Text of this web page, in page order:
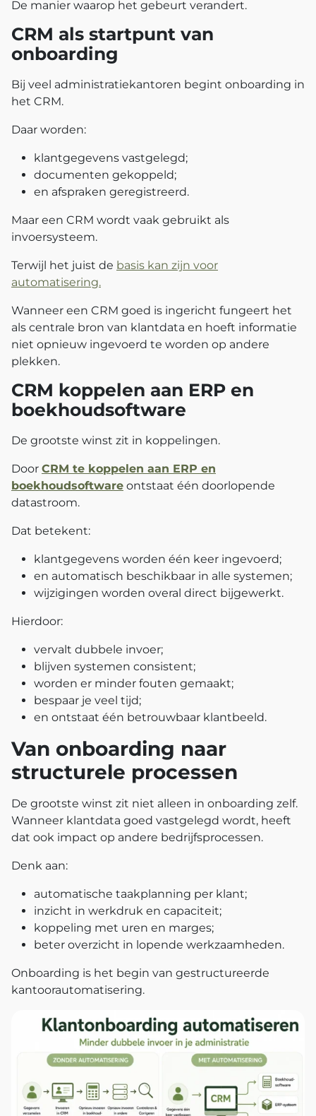
De manier waarop het gebeurt verandert.
CRM als startpunt van
onboarding
Bij veel administratiekantoren begint onboarding in
het CRM.
Daar worden:
klantgegevens vastgelegd;
documenten gekoppeld;
en afspraken geregistreerd.
Maar een CRM wordt vaak gebruikt als
invoersysteem.
Terwijl het juist de basis kan zijn voor
automatisering.
Wanneer een CRM goed is ingericht fungeert het
als centrale bron van klantdata en hoeft informatie
niet opnieuw ingevoerd te worden op andere
plekken.
CRM koppelen aan ERP en
boekhoudsoftware
De grootste winst zit in koppelingen.
Door CRM te koppelen aan ERP en
boekhoudsoftware ontstaat één doorlopende
datastroom.
Dat betekent:
klantgegevens worden één keer ingevoerd;
en automatisch beschikbaar in alle systemen;
wijzigingen worden overal direct bijgewerkt.
Hierdoor:
vervalt dubbele invoer;
blijven systemen consistent;
worden er minder fouten gemaakt;
bespaar je veel tijd;
en ontstaat één betrouwbaar klantbeeld.
Van onboarding naar
structurele processen
De grootste winst zit niet alleen in onboarding zelf.
Wanneer klantdata goed vastgelegd wordt, heeft
dat ook impact op andere bedrijfsprocessen.
Denk aan:
automatische taakplanning per klant;
inzicht in werkdruk en capaciteit;
koppeling met uren en marges;
beter overzicht in lopende werkzaamheden.
Onboarding is het begin van gestructureerde
kantoorautomatisering.